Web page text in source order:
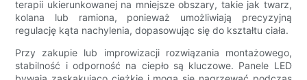
terapii ukierunkowanej na mniejsze obszary, takie jak twarz,
kolana lub ramiona, ponieważ umożliwiają precyzyjną
regulację kąta nachylenia, dopasowując się do kształtu ciała.
Przy zakupie lub improwizacji rozwiązania montażowego,
stabilność i odporność na ciepło są kluczowe. Panele LED